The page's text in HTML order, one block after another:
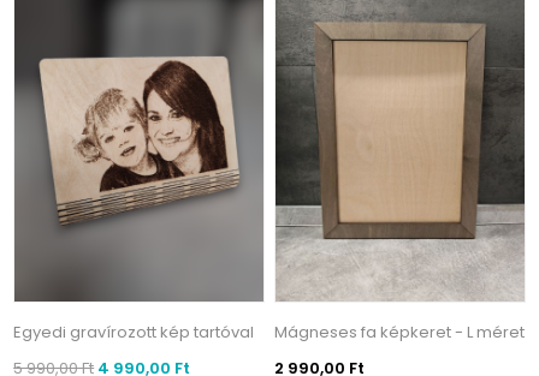
Egyedi gravírozott kép tartóval
5 990,00 Ft 4 990,00 Ft
Mágneses fa képkeret - L méret
2 990,00 Ft